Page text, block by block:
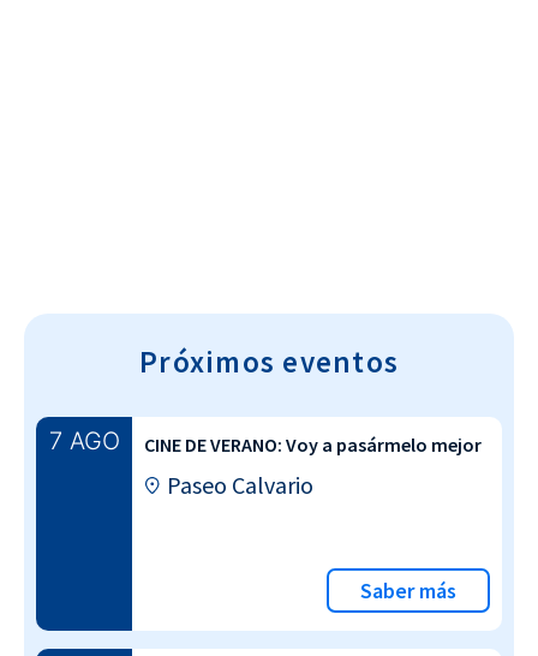
Próximos eventos
7 AGO CINE DE VERANO: Voy a pasármelo mejor
Paseo Calvario
Saber más